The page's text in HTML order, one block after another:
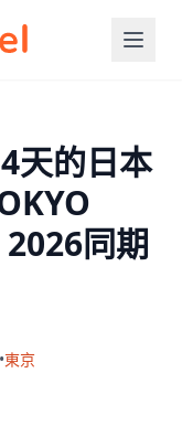
天的日本
2026同期
•東京